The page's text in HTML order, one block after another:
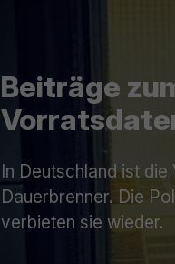
Beiträge
In Deutschland ist
Dauerbrenner. Die
verbieten sie wieder.